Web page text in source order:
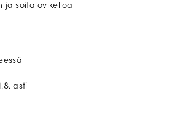
ja soita ovikelloa
asti